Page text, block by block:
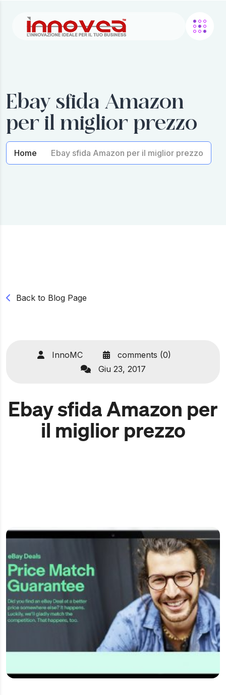
Ebay sfida Amazon
per il miglior prezzo
Home Ebay sfida Amazon per il miglior prezzo
Back to Blog Page
InnoMC
comments (0)
Giu 23, 2017
Ebay sfida Amazon per
il miglior prezzo